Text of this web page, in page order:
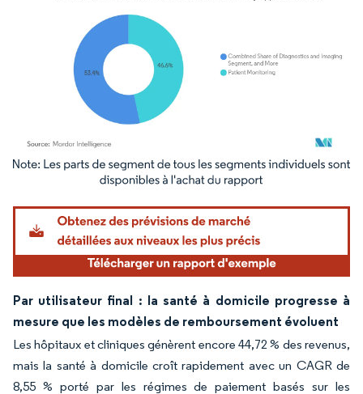
Image © Mordor Intelligence. La réutilisation nécessite une attribution sous CC BY
Par utilisateur final : la santé à domicile progresse à
mesure que les modèles de remboursement évoluent
Les hôpitaux et cliniques génèrent encore 44,72 % des revenus,
mais la santé à domicile croît rapidement avec un CAGR de
8,55 % porté par les régimes de paiement basés sur les